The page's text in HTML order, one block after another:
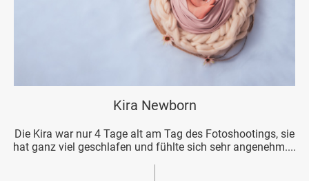
Kira Newborn
Die Kira war nur 4 Tage alt am Tag des Fotoshootings, sie
hat ganz viel geschlafen und fühlte sich sehr angenehm....